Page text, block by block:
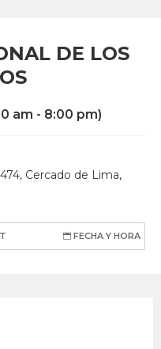
DE LOS
am - 8:00 pm)
Cercado de Lima,
FECHA Y HORA